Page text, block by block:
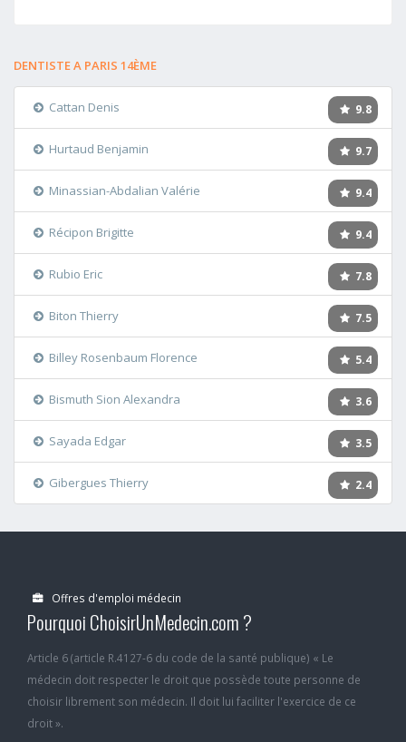
DENTISTE A PARIS 14ÈME
9.8
Cattan Denis
9.7
Hurtaud Benjamin
9.4
Minassian-Abdalian Valérie
9.4
Récipon Brigitte
7.8
Rubio Eric
7.5
Biton Thierry
5.4
Billey Rosenbaum Florence
3.6
Bismuth Sion Alexandra
3.5
Sayada Edgar
2.4
Gibergues Thierry
Offres d'emploi médecin
Pourquoi ChoisirUnMedecin.com ?
Article 6 (article R.4127-6 du code de la santé publique) « Le
médecin doit respecter le droit que possède toute personne de
choisir librement son médecin. Il doit lui faciliter l'exercice de ce
droit ».